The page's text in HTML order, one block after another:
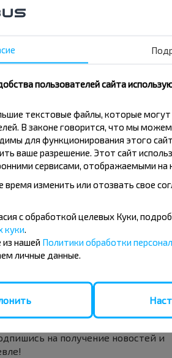
ул.Либаво-Роменская
скидки и другие
на получение новостей и
пользователей сайта
текстовые файлы, которые
В законе говорится, что мы
для функционирования этого
ваше разрешение. Этот сайт
сервисами, отображаемыми на
изменить или отозвать свое
с обработкой целевых Куки,
куки
из нашей Политики обработки
личные данные.